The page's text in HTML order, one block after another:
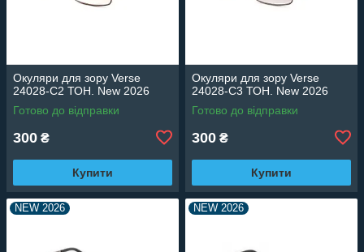
Окуляри для зору Verse
24028-C2 ТОН. New 2026
Готово до відправки
300 ₴
Купити
Окуляри для зору Verse
24028-C3 ТОН. New 2026
Готово до відправки
300 ₴
Купити
NEW 2026 NEW 2026